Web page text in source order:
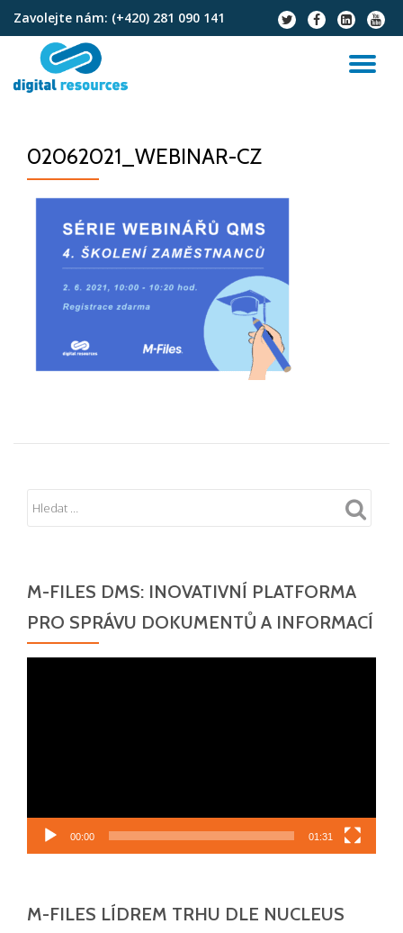
Přeskočit
obsah
Zavolejte nám: (+420) 281 090 141
fa-
twitter
fa-
facebook
fa-
linkedin-
square
fa-
02062021_WEBINAR-CZ
M-FILES DMS: INOVATIVNÍ PLATFORMA
PRO SPRÁVU DOKUMENTŮ A INFORMACÍ
00:00 01:31
M-FILES LÍDREM TRHU DLE NUCLEUS